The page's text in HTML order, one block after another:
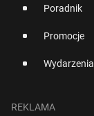
Poradnik
Promocje
Wydarzenia
REKLAMA